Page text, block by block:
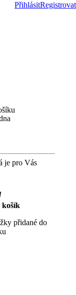
PřihlásitRegistrovat
cena košíku
je pro Vás
košík
přidané do